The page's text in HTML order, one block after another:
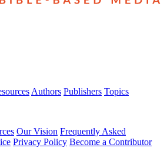
Authors Publishers Topics
Our Vision Frequently Asked
Privacy Policy Become a Contributor